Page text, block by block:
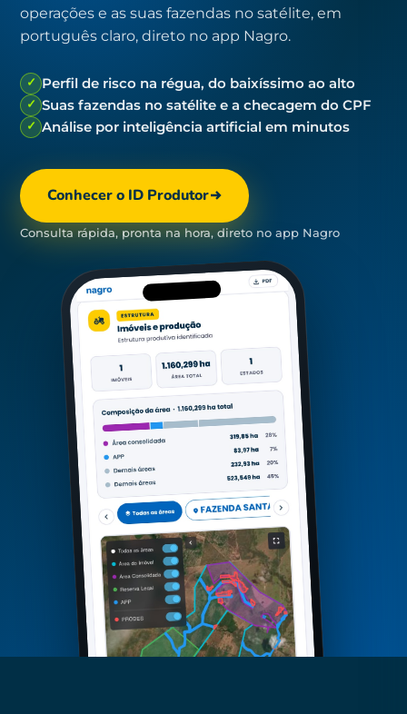
operações e as suas fazendas no satélite, em
português claro, direto no app Nagro.
✓ Perfil de risco na régua, do baixíssimo ao alto
✓ Suas fazendas no satélite e a checagem do CPF
✓ Análise por inteligência artificial em minutos
Conhecer o ID Produtor
Consulta rápida, pronta na hora, direto no app Nagro